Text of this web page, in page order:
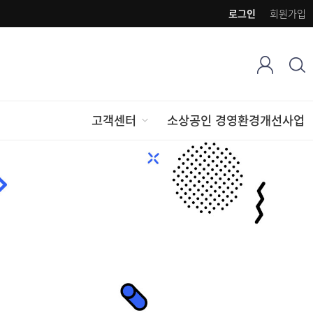
회원가입
로그인
고객센터 소상공인 경영환경개선사업